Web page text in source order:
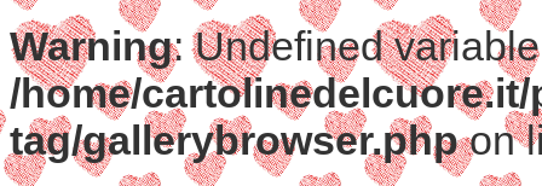
Warning: Undefined
/home/
tag/gallerybrowser.phpon